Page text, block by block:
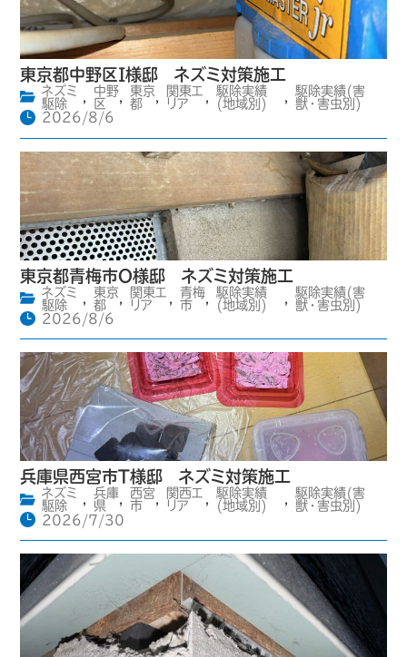
東京都中野区I様邸 ネズミ対策施工
ネズミ
駆除
中野
区
東京
都
関東エ
リア
駆除実績
(地域別)
駆除実績(害
獣・害虫別)
2026/8/6
東京都青梅市O様邸 ネズミ対策施工
ネズミ
駆除
東京
都
関東エ
リア
青梅
市
駆除実績
(地域別)
駆除実績(害
獣・害虫別)
2026/8/6
兵庫県西宮市T様邸 ネズミ対策施工
ネズミ
駆除
,
兵庫
県
,
西宮
市
,
関西エ
リア
,
駆除実績
(地域別)
,
駆除実績(害
獣・害虫別)
2026/7/30